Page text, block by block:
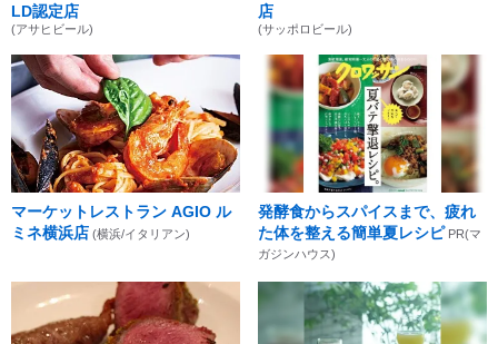
LD認定店
(アサヒビール)
店
(サッポロビール)
マーケットレストラン AGIO ル
ミネ横浜店 (横浜/イタリアン)
発酵食からスパイスまで、疲れ
た体を整える簡単夏レシピ PR(マ
ガジンハウス)